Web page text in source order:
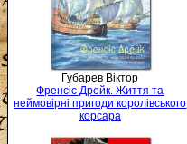
Губарев Віктор
Френсіс Дрейк. Життя та
неймовірні пригоди королівського
корсара